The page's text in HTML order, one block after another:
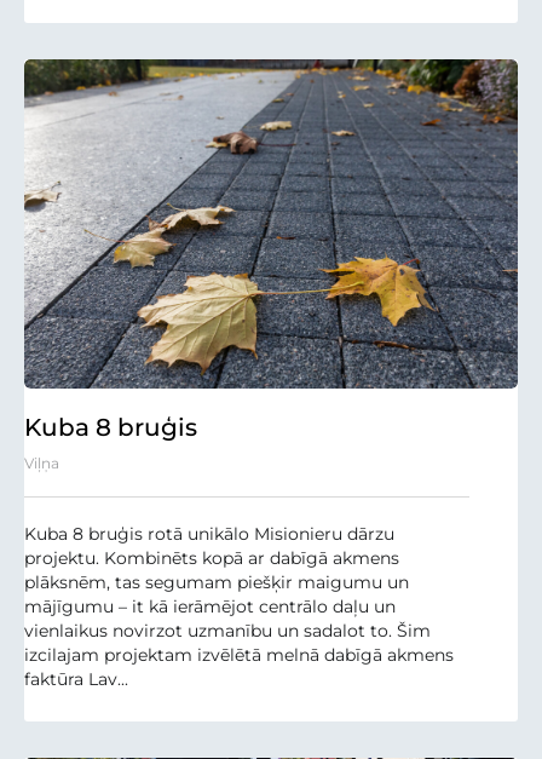
Kuba 8 bruģis
Viļņa
Kuba 8 bruģis rotā unikālo Misionieru dārzu
projektu. Kombinēts kopā ar dabīgā akmens
plāksnēm, tas segumam piešķir maigumu un
mājīgumu – it kā ierāmējot centrālo daļu un
vienlaikus novirzot uzmanību un sadalot to. Šim
izcilajam projektam izvēlētā melnā dabīgā akmens
faktūra Lav...